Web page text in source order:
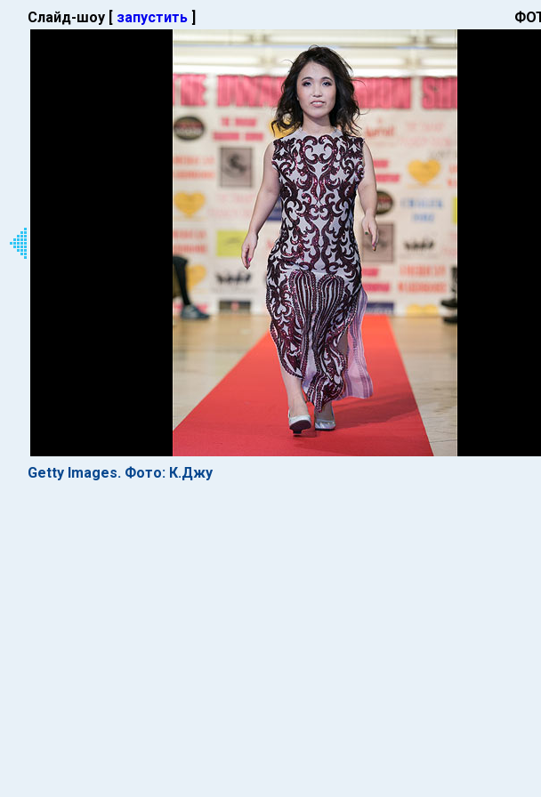
Слайд-шоу [ запустить ]
Getty Images. Фото: К.Джу